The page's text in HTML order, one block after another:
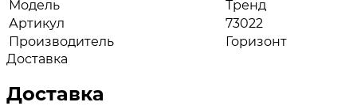
Модель
Тренд
Артикул
73022
Производитель
Горизонт
Доставка
Доставка